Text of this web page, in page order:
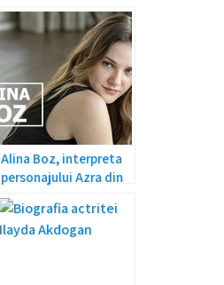
Alina Boz, interpreta
personajului Azra din
”Tine-ma de mana”